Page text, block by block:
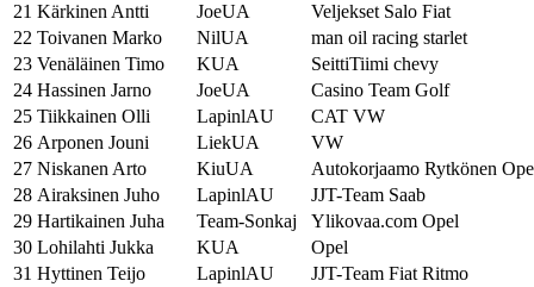
21 Kärkinen Antti JoeUA
Veljekset Salo Fiat
22 Toivanen Marko NilUA
man oil racing starlet
23 Venäläinen Timo KUA
SeittiTiimi chevy
24 Hassinen Jarno JoeUA
Casino Team Golf
25 Tiikkainen Olli LapinlAU
CAT VW
26 Arponen Jouni LiekUA
VW
27 Niskanen Arto KiuUA
Autokorjaamo Rytkönen
28 Airaksinen Juho LapinlAU
JJT-Team Saab
29 Hartikainen Juha Team-Sonkaj
Ylikovaa.com Opel
30 Lohilahti Jukka KUA
Opel
31 Hyttinen Teijo LapinlAU
JJT-Team Fiat Ritmo